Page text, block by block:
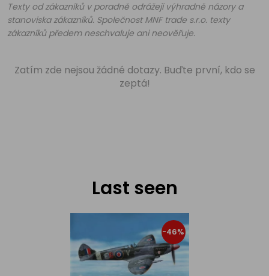
Texty od zákazníků v poradně odrážejí výhradně názory a
stanoviska zákazníků. Společnost MNF trade s.r.o. texty
zákazníků předem neschvaluje ani neověřuje.
Zatím zde nejsou žádné dotazy. Buďte první, kdo se
zeptá!
Last seen
-46%